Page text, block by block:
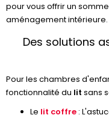
pour vous offrir un
aménagement intérieure.
Des solutions
Pour les chambres
fonctionnalité du lit sans
Le lit coffre :